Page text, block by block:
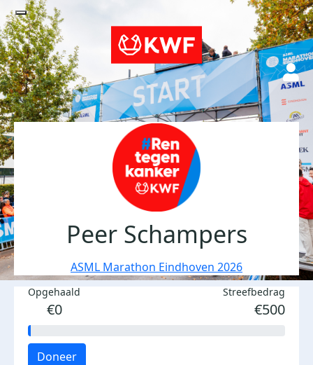
Peer Schampers
ASML Marathon Eindhoven 2026
Opgehaald
€0
Streefbedrag
€500
Doneer